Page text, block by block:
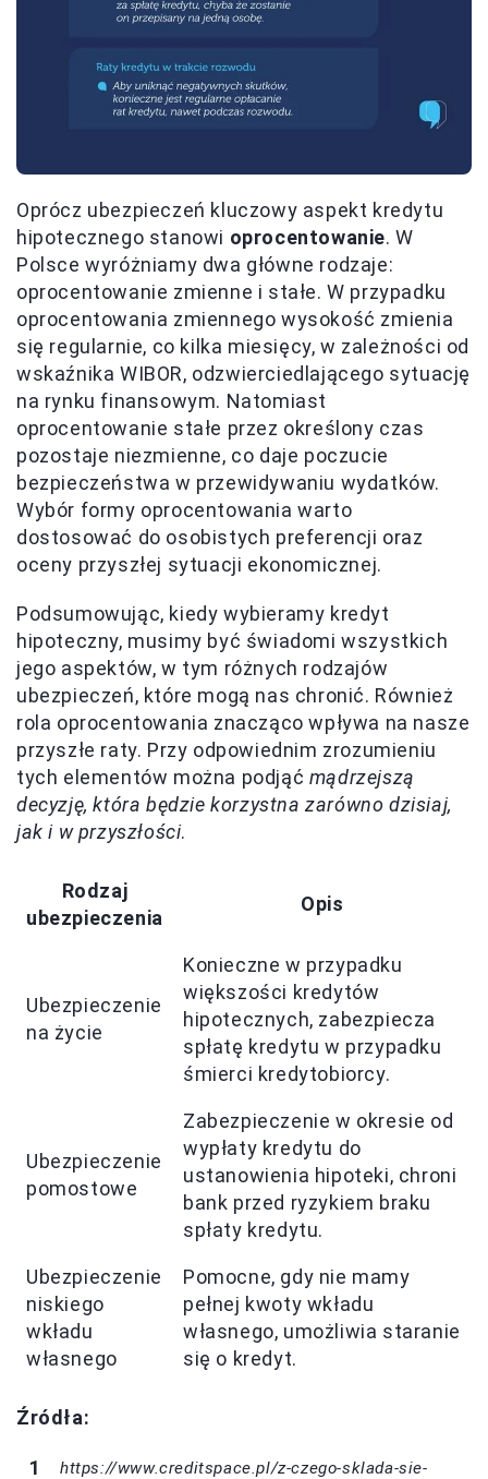
Oprócz ubezpieczeń kluczowy aspekt kredytu
hipotecznego stanowi oprocentowanie. W
Polsce wyróżniamy dwa główne rodzaje:
oprocentowanie zmienne i stałe. W przypadku
oprocentowania zmiennego wysokość zmienia
się regularnie, co kilka miesięcy, w zależności od
wskaźnika WIBOR, odzwierciedlającego sytuację
na rynku finansowym. Natomiast
oprocentowanie stałe przez określony czas
pozostaje niezmienne, co daje poczucie
bezpieczeństwa w przewidywaniu wydatków.
Wybór formy oprocentowania warto
dostosować do osobistych preferencji oraz
oceny przyszłej sytuacji ekonomicznej.
Podsumowując, kiedy wybieramy kredyt
hipoteczny, musimy być świadomi wszystkich
jego aspektów, w tym różnych rodzajów
ubezpieczeń, które mogą nas chronić. Również
rola oprocentowania znacząco wpływa na nasze
przyszłe raty. Przy odpowiednim zrozumieniu
tych elementów można podjąć mądrzejszą
decyzję, która będzie korzystna zarówno dzisiaj,
jak i w przyszłości.
Rodzaj
ubezpieczenia
Opis
Ubezpieczenie
na życie
Konieczne w przypadku
większości kredytów
hipotecznych, zabezpiecza
spłatę kredytu w przypadku
śmierci kredytobiorcy.
Ubezpieczenie
pomostowe
Zabezpieczenie w okresie od
wypłaty kredytu do
ustanowienia hipoteki, chroni
bank przed ryzykiem braku
spłaty kredytu.
Ubezpieczenie
niskiego
wkładu
własnego
Pomocne, gdy nie mamy
pełnej kwoty wkładu
własnego, umożliwia staranie
się o kredyt.
Źródła:
https://www.creditspace.pl/z-czego-sklada-sie-